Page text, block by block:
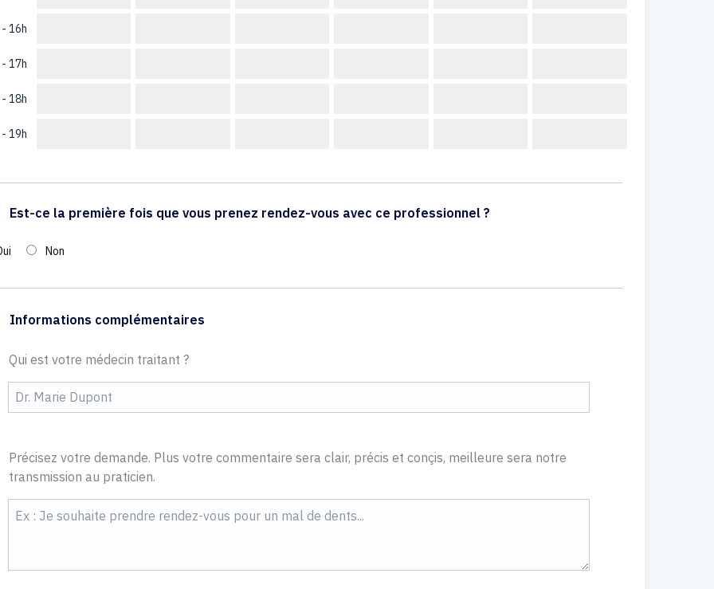
16h
17h
18h
19h
Est-ce la première fois que vous prenez rendez-vous avec ce professionnel ?
Non
Informations complémentaires
Qui est votre médecin traitant ?
Précisez votre demande. Plus votre commentaire sera clair, précis et conçis, meilleure sera notre
transmission au praticien.